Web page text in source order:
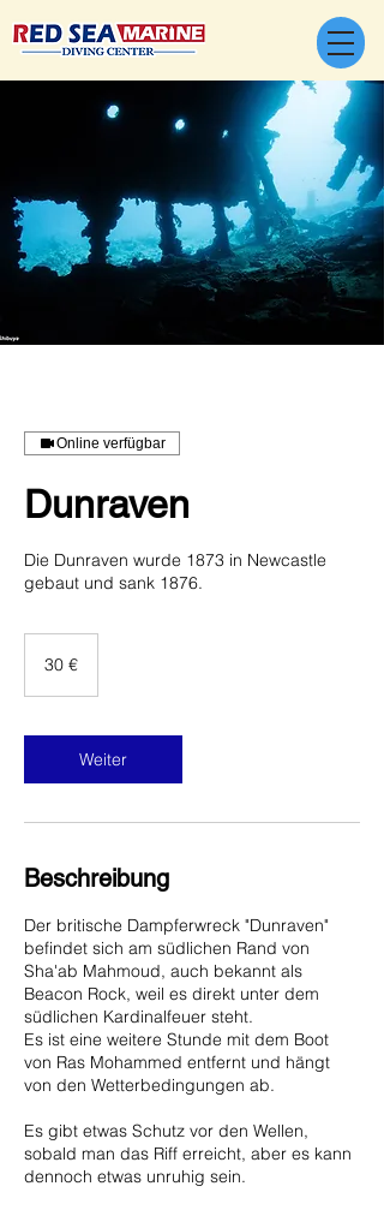
Online verfügbar
Dunraven
Die Dunraven wurde 1873 in Newcastle
gebaut und sank 1876.
30 €
Weiter
Beschreibung
Der britische Dampferwreck "Dunraven"
befindet sich am südlichen Rand von
Sha'ab Mahmoud, auch bekannt als
Beacon Rock, weil es direkt unter dem
südlichen Kardinalfeuer steht.
Es ist eine weitere Stunde mit dem Boot
von Ras Mohammed entfernt und hängt
von den Wetterbedingungen ab.
Es gibt etwas Schutz vor den Wellen,
sobald man das Riff erreicht, aber es kann
dennoch etwas unruhig sein.